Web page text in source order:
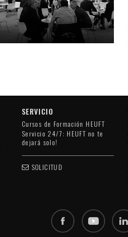
SERVICIO
Cursos de Formación HEUFT
Servicio 24/7: HEUFT no te
dejará solo!
SOLICITUD